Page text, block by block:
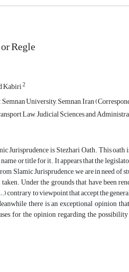
Regle
Kabiri2
University, Semnan, Iran
Law, Judicial Sciences and
Jurisprudence is Stezhari Oath. This
or title for it. It appears that the
Slamic Jurisprudence, we are in need
taken. Under the grounds that have
contrary to viewpoint that accept the
there is an exceptional opinion
for the opinion regarding the